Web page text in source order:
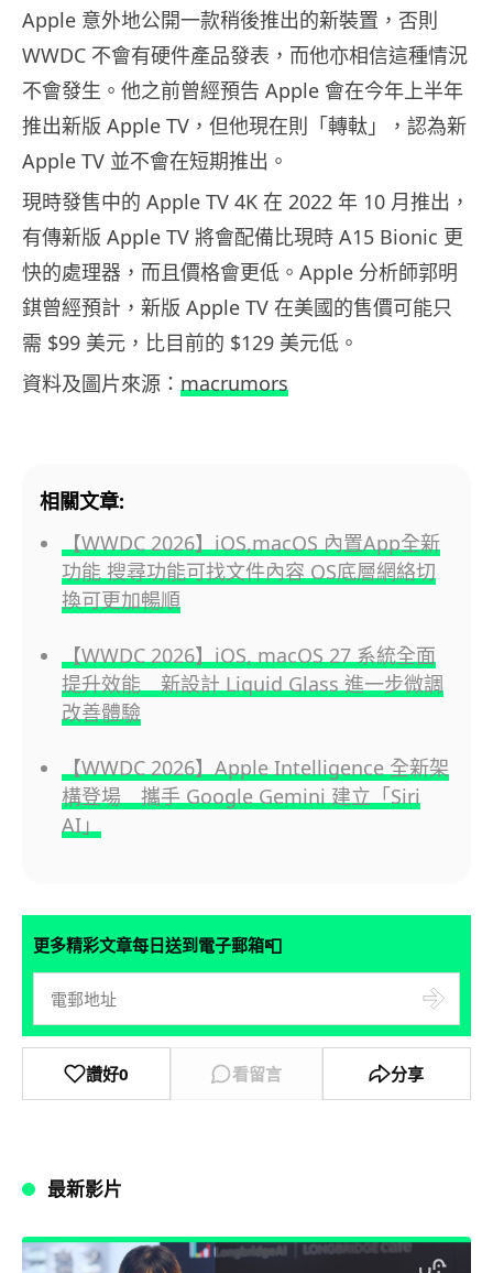
Apple 意外地公開一款稍後推出的新裝置，否則
WWDC 不會有硬件產品發表，而他亦相信這種情況
不會發生。他之前曾經預告 Apple 會在今年上半年
推出新版 Apple TV，但他現在則「轉軚」，認為新
Apple TV 並不會在短期推出。
現時發售中的 Apple TV 4K 在 2022 年 10 月推出，
有傳新版 Apple TV 將會配備比現時 A15 Bionic 更
快的處理器，而且價格會更低。Apple 分析師郭明
錤曾經預計，新版 Apple TV 在美國的售價可能只
需 $99 美元，比目前的 $129 美元低。
資料及圖片來源： macrumors
相關文章:
【WWDC 2026】iOS,macOS 內置App全新
功能 搜尋功能可找文件內容 OS底層網絡切
換可更加暢順
【WWDC 2026】iOS, macOS 27 系統全面
提升效能 新設計 Liquid Glass 進一步微調
改善體驗
【WWDC 2026】Apple Intelligence 全新架
構登場 攜手 Google Gemini 建立「Siri
AI」
更多精彩文章每日送到電子郵箱📮
讚好0 看留言 分享
最新影片